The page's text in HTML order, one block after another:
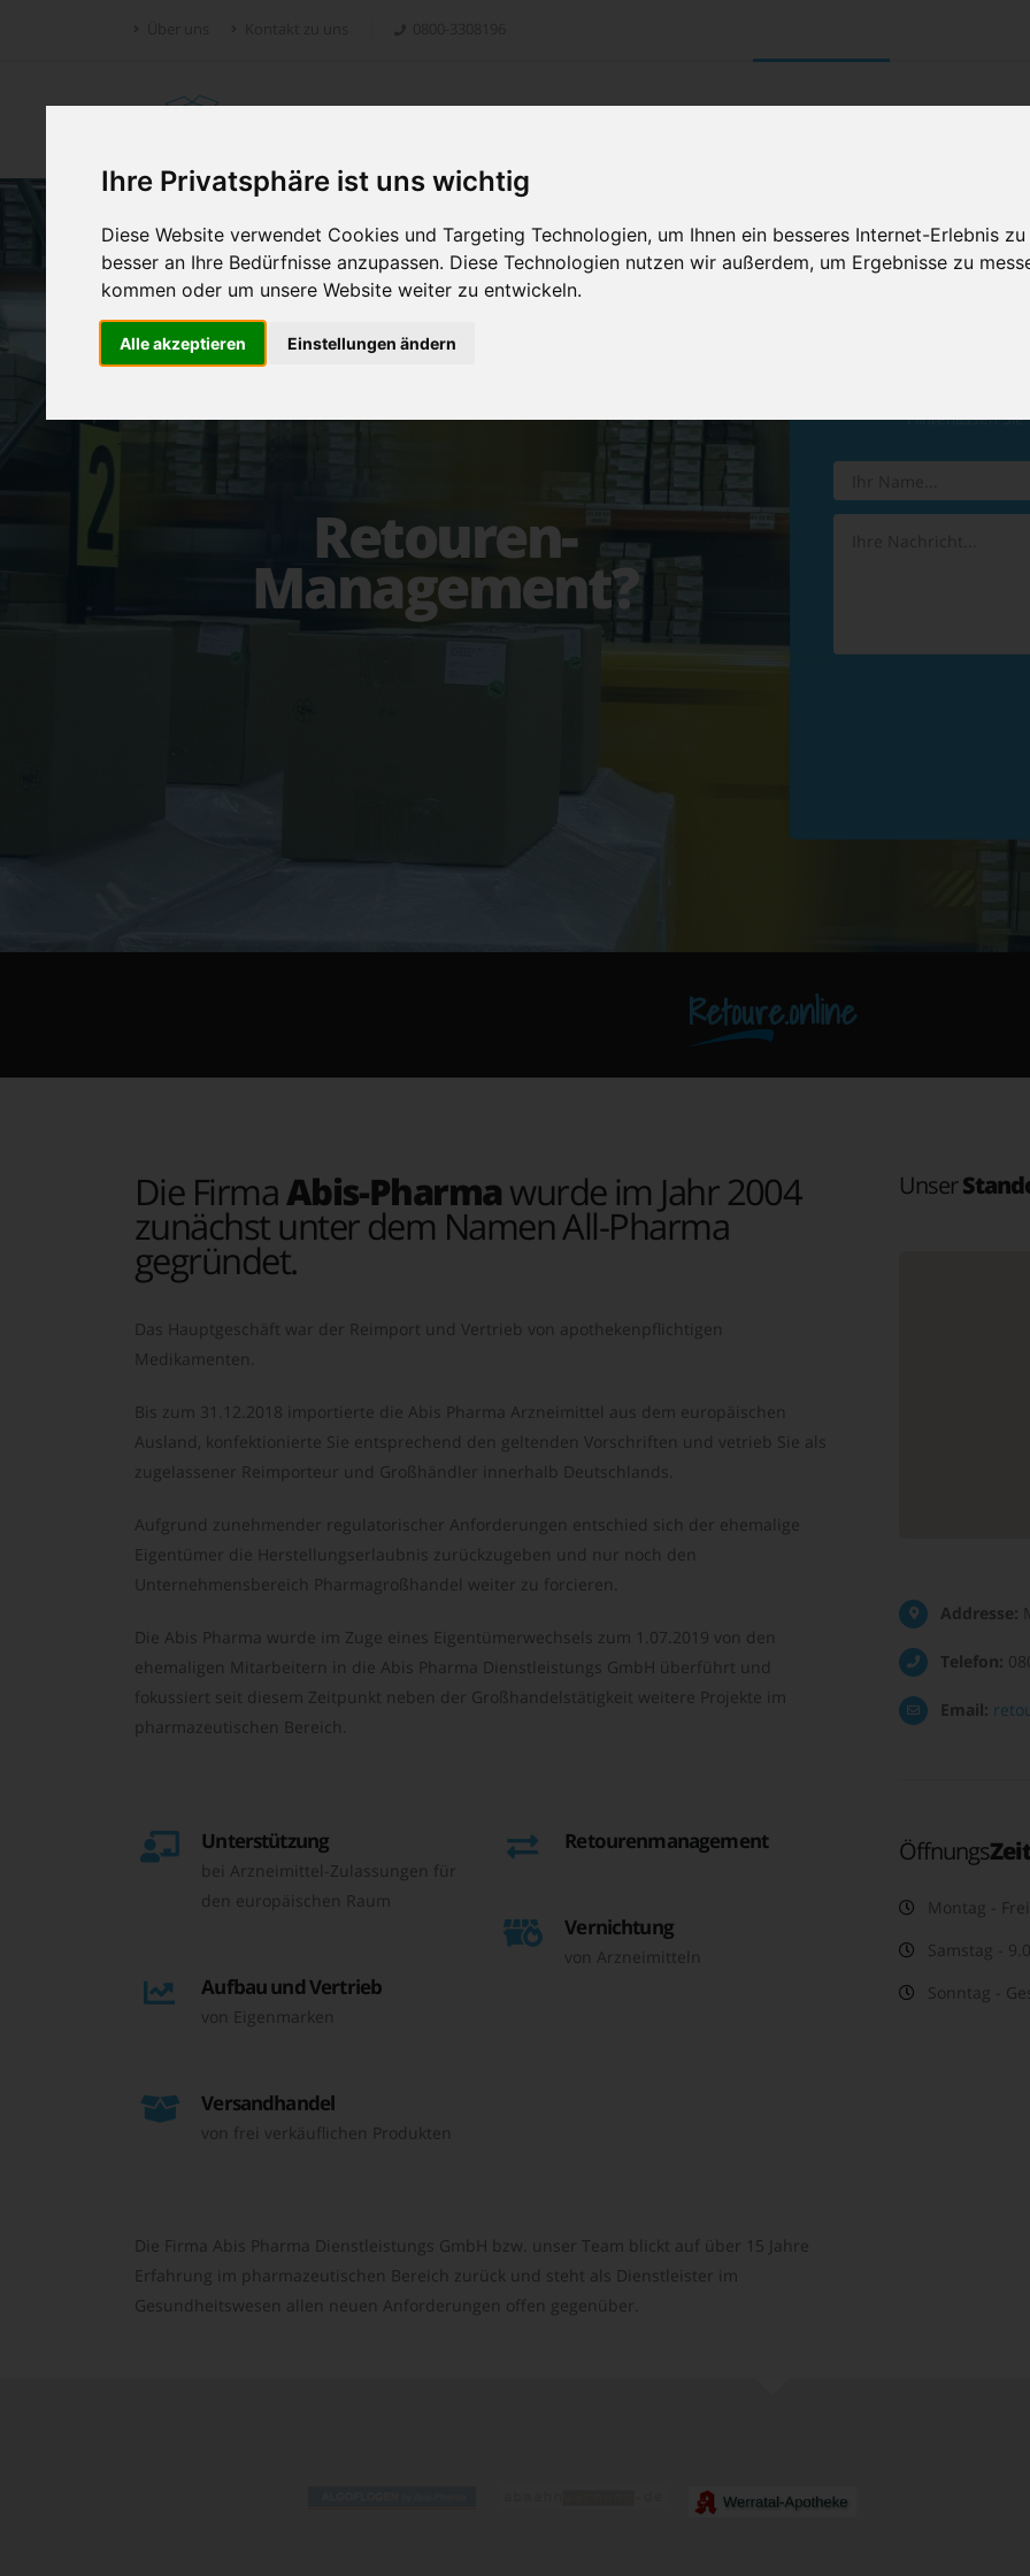
Ihre Privatsphäre ist uns wichtig
Diese Website verwendet Cookies und Targeting Technologien, um Ihnen ein besseres Internet-Erlebnis
besser an Ihre Bedürfnisse anzupassen. Diese Technologien nutzen wir außerdem, um Ergebnisse zu
kommen oder um unsere Website weiter zu entwickeln.
Alle akzeptieren Einstellungen ändern
Retoure.online
Retouren-
Management?
Hinterlassen
Retoure.online
Die FirmaAbis-Pharmawurde im Jahr 2004
zunächst unter dem Namen All-Pharma
gegründet.
Das Hauptgeschäft war der Reimport und Vertrieb von apothekenpflichtigen
Medikamenten.
Bis zum 31.12.2018 importierte die Abis Pharma Arzneimittel aus dem europäischen
Ausland, konfektionierte Sie entsprechend den geltenden Vorschriften und vetrieb Sie als
zugelassener Reimporteur und Großhändler innerhalb Deutschlands.
Aufgrund zunehmender regulatorischer Anforderungen entschied sich der ehemalige
Eigentümer die Herstellungserlaubnis zurückzugeben und nur noch den
Unternehmensbereich Pharmagroßhandel weiter zu forcieren.
Die Abis Pharma wurde im Zuge eines Eigentümerwechsels zum 1.07.2019 von den
ehemaligen Mitarbeitern in die Abis Pharma Dienstleistungs GmbH überführt und
fokussiert seit diesem Zeitpunkt neben der Großhandelstätigkeit weitere Projekte im
pharmazeutischen Bereich.
Unterstützung
bei Arzneimittel-Zulassungen für
den europäischen Raum
Aufbau und Vertrieb
von Eigenmarken
Versandhandel
von frei verkäuflichen Produkten
Retourenmanagement
Vernichtung
von Arzneimitteln
Die Firma Abis Pharma Dienstleistungs GmbH bzw. unser Team blickt auf über 15 Jahre
Erfahrung im pharmazeutischen Bereich zurück und steht als Dienstleister im
Gesundheitswesen allen neuen Anforderungen offen gegenüber.
Unser
Addresse:
Telefon:
Email:
Öffnungs
Montag -
Samstag -
Sonntag -